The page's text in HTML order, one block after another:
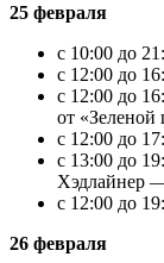
25 февраля
с 10:00 до
с 12:00 до
с 12:00 до
от
с 12:00 до
с 13:00 до
Хэдлайнер
с 12:00 до
26 февраля